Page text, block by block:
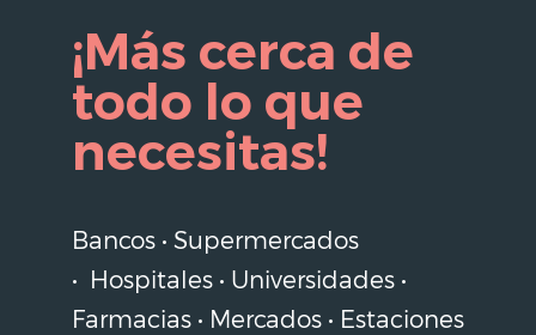
¡Más cerca de
todo lo que
necesitas!
Bancos • Supermercados
• Hospitales • Universidades •
Farmacias • Mercados • Estaciones